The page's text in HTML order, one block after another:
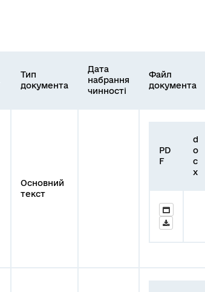
Тип
документа
Дата
набрання
чинності
Файл
документа
Основний
текст
PD
F
d
o
c
x